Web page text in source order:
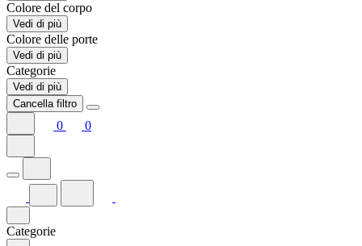
Colore del corpo
Vedi di più
Colore delle porte
Vedi di più
Categorie
Vedi di più
Cancella filtro
0 0
Categorie